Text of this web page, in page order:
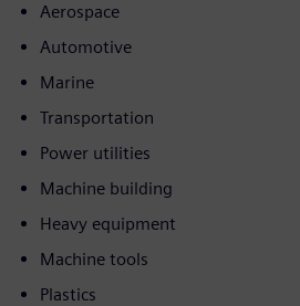
Aerospace
Automotive
Marine
Transportation
Power utilities
Machine building
Heavy equipment
Machine tools
Plastics